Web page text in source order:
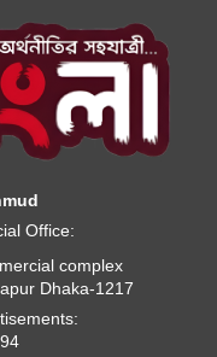
Office:
complex
Dhaka-1217